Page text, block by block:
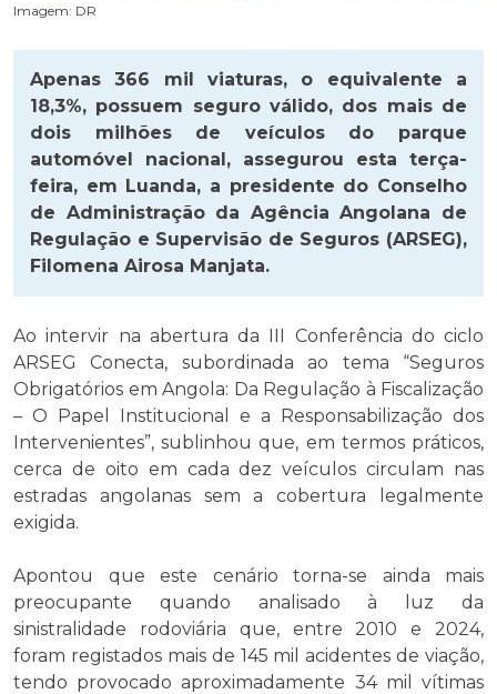
Imagem: DR
Apenas 366 mil viaturas, o equivalente a
18,3%, possuem seguro válido, dos mais de
dois milhões de veículos do parque
automóvel nacional, assegurou esta terça-
feira, em Luanda, a presidente do Conselho
de Administração da Agência Angolana de
Regulação e Supervisão de Seguros (ARSEG),
Filomena Airosa Manjata.
Ao intervir na abertura da III Conferência do ciclo
ARSEG Conecta, subordinada ao tema “Seguros
Obrigatórios em Angola: Da Regulação à Fiscalização
– O Papel Institucional e a Responsabilização dos
Intervenientes”, sublinhou que, em termos práticos,
cerca de oito em cada dez veículos circulam nas
estradas angolanas sem a cobertura legalmente
exigida.
Apontou que este cenário torna-se ainda mais
preocupante quando analisado à luz da
sinistralidade rodoviária que, entre 2010 e 2024,
foram registados mais de 145 mil acidentes de viação,
tendo provocado aproximadamente 34 mil vítimas